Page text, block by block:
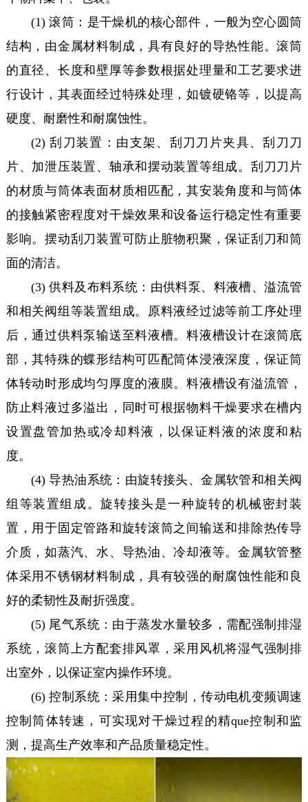
(1) 滚筒：是干燥机的核心部件，一般为空心圆筒
结构，由金属材料制成，具有良好的导热性能。滚筒
的直径、长度和壁厚等参数根据处理量和工艺要求进
行设计，其表面经过特殊处理，如镀硬铬等，以提高
硬度、耐磨性和耐腐蚀性。
(2) 刮刀装置：由支架、刮刀刀片夹具、刮刀刀
片、加泄压装置、轴承和摆动装置等组成。刮刀刀片
的材质与筒体表面材质相匹配，其安装角度和与筒体
的接触紧密程度对干燥效果和设备运行稳定性有重要
影响。摆动刮刀装置可防止脏物积聚，保证刮刀和筒
面的清洁。
(3) 供料及布料系统：由供料泵、料液槽、溢流管
和相关阀组等装置组成。原料液经过滤等前工序处理
后，通过供料泵输送至料液槽。料液槽设计在滚筒底
部，其特殊的蝶形结构可匹配筒体浸液深度，保证筒
体转动时形成均匀厚度的液膜。料液槽设有溢流管，
防止料液过多溢出，同时可根据物料干燥要求在槽内
设置盘管加热或冷却料液，以保证料液的浓度和粘
度。
(4) 导热油系统：由旋转接头、金属软管和相关阀
组等装置组成。旋转接头是一种旋转的机械密封装
置，用于固定管路和旋转滚筒之间输送和排除热传导
介质，如蒸汽、水、导热油、冷却液等。金属软管整
体采用不锈钢材料制成，具有较强的耐腐蚀性能和良
好的柔韧性及耐折强度。
(5) 尾气系统：由于蒸发水量较多，需配强制排湿
系统，滚筒上方配套排风罩，采用风机将湿气强制排
出室外，以保证室内操作环境。
(6) 控制系统：采用集中控制，传动电机变频调速
控制筒体转速，可实现对干燥过程的精que控制和监
测，提高生产效率和产品质量稳定性。